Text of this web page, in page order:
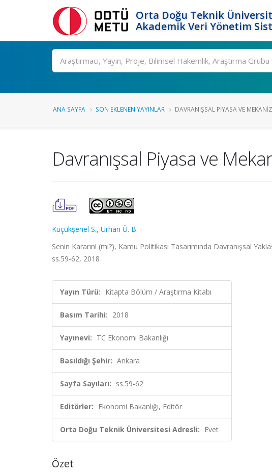
Orta Doğu Teknik
Akademik Veri Yönetim
Ara
ANA SAYFA SON EKLENEN YAYINLAR DAVRANIŞSAL PIYASA VE
Davranışsal Piyasa ve
Küçükşenel S., Urhan Ü. B.
Senin Kararın! (mı?), Kamu Politikası Tasarımında Davranışsal
ss.59-62, 2018
Yayın Türü: Kitapta Bölüm / Araştırma Kitabı
Basım Tarihi: 2018
Yayınevi: TC Ekonomi Bakanlığı
Basıldığı Şehir: Ankara
Sayfa Sayıları: ss.59-62
Editörler: Ekonomi Bakanlığı, Editör
Orta Doğu Teknik Üniversitesi Adresli: Evet
Özet